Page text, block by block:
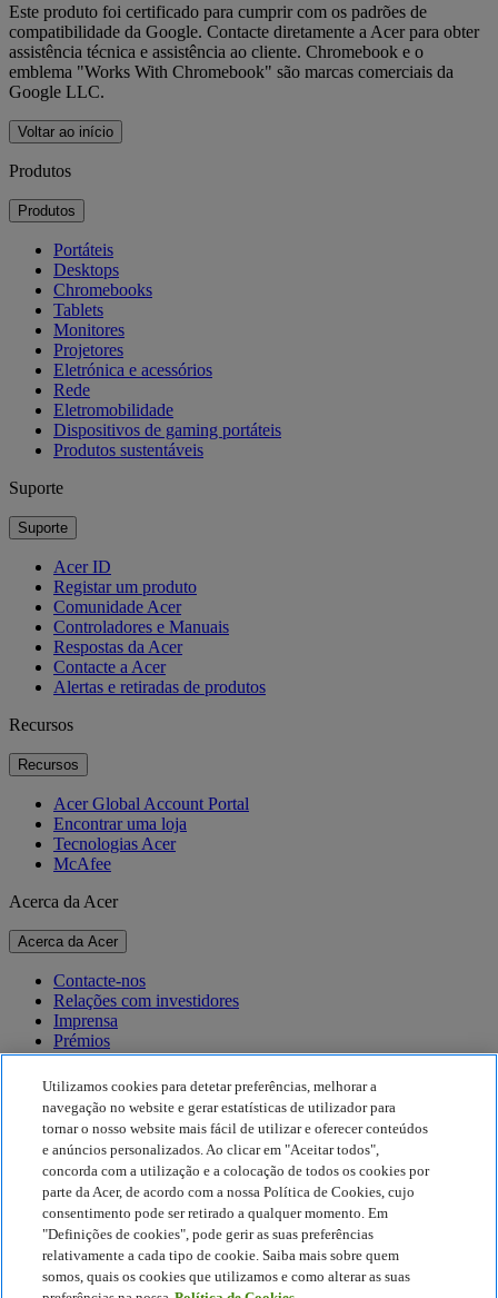
Este produto foi certificado para cumprir com os padrões de
compatibilidade da Google. Contacte diretamente a Acer para obter
assistência técnica e assistência ao cliente. Chromebook e o
emblema "Works With Chromebook" são marcas comerciais da
Google LLC.
Voltar ao início
Produtos
Produtos
Portáteis
Desktops
Chromebooks
Tablets
Monitores
Projetores
Eletrónica e acessórios
Rede
Eletromobilidade
Dispositivos de gaming portáteis
Produtos sustentáveis
Suporte
Suporte
Acer ID
Registar um produto
Comunidade Acer
Controladores e Manuais
Respostas da Acer
Contacte a Acer
Alertas e retiradas de produtos
Recursos
Recursos
Acer Global Account Portal
Encontrar uma loja
Tecnologias Acer
McAfee
Acerca da Acer
Acerca da Acer
Contacte-nos
Relações com investidores
Imprensa
Prémios
Eventos
Sustentabilidade
Sustentabilidade
Responsabilidade social empresarial
Pegada de carbono do produto
Project Humanity
Earthion
Política de Privacidade
Utilizamos cookies para detetar preferências, melhorar a
navegação no website e gerar estatísticas de utilizador para
tornar o nosso website mais fácil de utilizar e oferecer conteúdos
e anúncios personalizados. Ao clicar em "Aceitar todos",
concorda com a utilização e a colocação de todos os cookies por
parte da Acer, de acordo com a nossa Política de Cookies, cujo
consentimento pode ser retirado a qualquer momento. Em
"Definições de cookies", pode gerir as suas preferências
relativamente a cada tipo de cookie. Saiba mais sobre quem
somos, quais os cookies que utilizamos e como alterar as suas